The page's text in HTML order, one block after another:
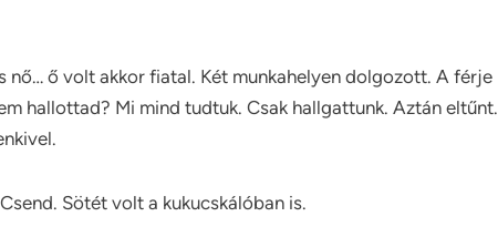
ő volt akkor fiatal. Két munkahelyen dolgozott. A férje
hallottad? Mi mind tudtuk. Csak hallgattunk. Aztán eltűnt.
Sötét volt a kukucskálóban is.